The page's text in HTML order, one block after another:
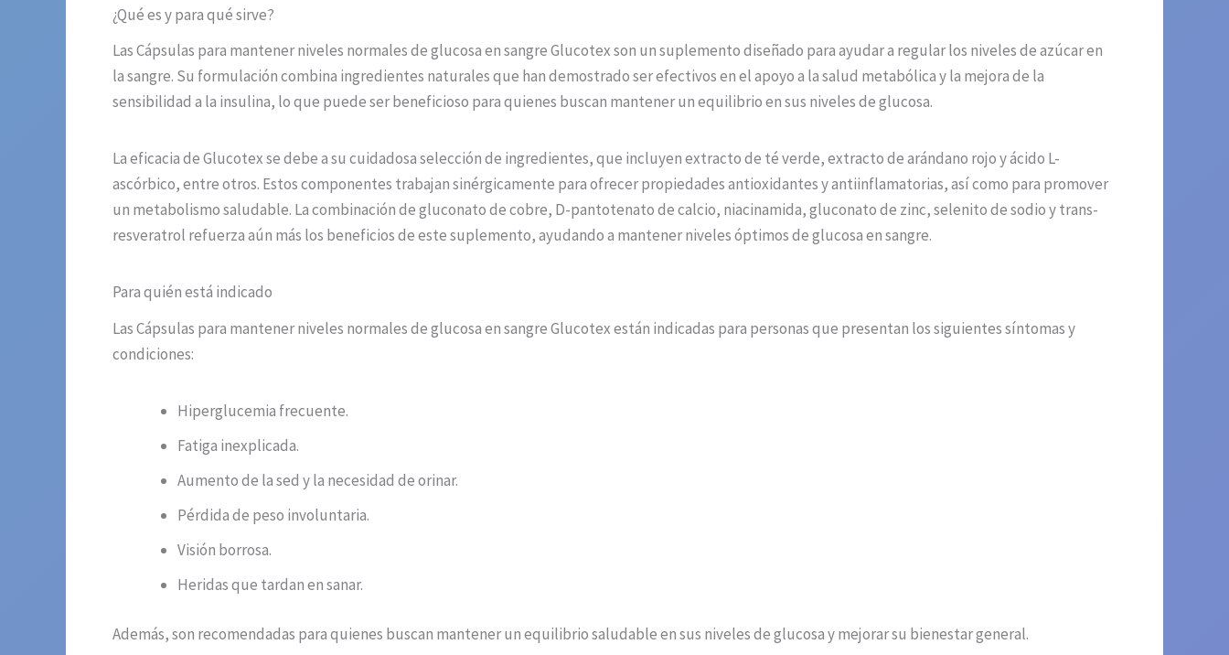
¿Qué es y para qué sirve?
Las Cápsulas para mantener niveles normales de glucosa en sangre Glucotex son un suplemento diseñado para ayudar a regular los niveles de azúcar en
la sangre. Su formulación combina ingredientes naturales que han demostrado ser efectivos en el apoyo a la salud metabólica y la mejora de la
sensibilidad a la insulina, lo que puede ser beneficioso para quienes buscan mantener un equilibrio en sus niveles de glucosa.
La eficacia de Glucotex se debe a su cuidadosa selección de ingredientes, que incluyen extracto de té verde, extracto de arándano rojo y ácido L-
ascórbico, entre otros. Estos componentes trabajan sinérgicamente para ofrecer propiedades antioxidantes y antiinflamatorias, así como para promover
un metabolismo saludable. La combinación de gluconato de cobre, D-pantotenato de calcio, niacinamida, gluconato de zinc, selenito de sodio y trans-
resveratrol refuerza aún más los beneficios de este suplemento, ayudando a mantener niveles óptimos de glucosa en sangre.
Para quién está indicado
Las Cápsulas para mantener niveles normales de glucosa en sangre Glucotex están indicadas para personas que presentan los siguientes síntomas y
condiciones:
Hiperglucemia frecuente.
Fatiga inexplicada.
Aumento de la sed y la necesidad de orinar.
Pérdida de peso involuntaria.
Visión borrosa.
Heridas que tardan en sanar.
Además, son recomendadas para quienes buscan mantener un equilibrio saludable en sus niveles de glucosa y mejorar su bienestar general.